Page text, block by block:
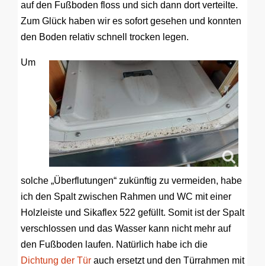
auf den Fußboden floss und sich dann dort verteilte.
Zum Glück haben wir es sofort gesehen und konnten
den Boden relativ schnell trocken legen.
Um
solche „Überflutungen“ zukünftig zu vermeiden, habe
ich den Spalt zwischen Rahmen und WC mit einer
Holzleiste und Sikaflex 522 gefüllt. Somit ist der Spalt
verschlossen und das Wasser kann nicht mehr auf
den Fußboden laufen. Natürlich habe ich die
Dichtung der Tür auch ersetzt und den Türrahmen mit